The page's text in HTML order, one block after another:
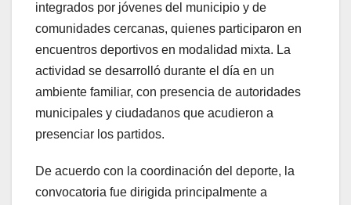
integrados por jóvenes del municipio y de
comunidades cercanas, quienes participaron en
encuentros deportivos en modalidad mixta. La
actividad se desarrolló durante el día en un
ambiente familiar, con presencia de autoridades
municipales y ciudadanos que acudieron a
presenciar los partidos.
De acuerdo con la coordinación del deporte, la
convocatoria fue dirigida principalmente a